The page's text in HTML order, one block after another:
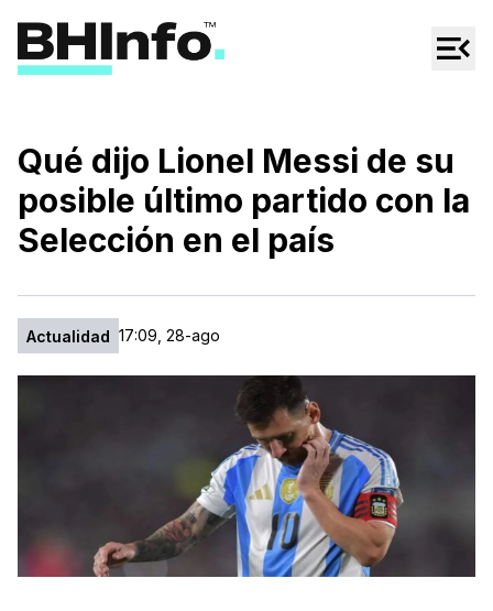
Regionales
Espectáculos
Tecno
Qué dijo Lionel Messi de su
posible último partido con la
Selección en el país
Actualidad 17:09, 28-ago